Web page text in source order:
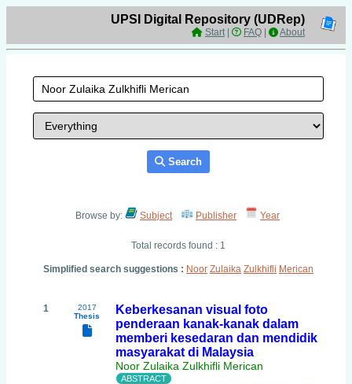
UPSI Digital Repository (UDRep)
Start| FAQ About
Search
Browse by: Subject Publisher Year
Total records found : 1
Simplified search suggestions : Noor Zulaika Zulkhifli Merican
1
2017
Thesis
Keberkesanan visual foto
penderaan kanak-kanak dalam
memberi kesedaran dan mendidik
masyarakat di Malaysia
Noor Zulaika Zulkhifli Merican